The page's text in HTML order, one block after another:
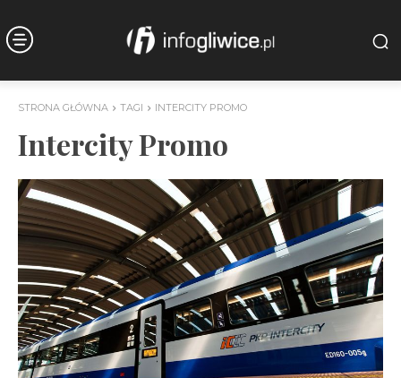
STRONA GŁÓWNA TAGI INTERCITY PROMO
Intercity Promo